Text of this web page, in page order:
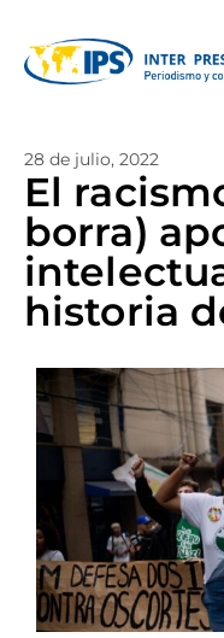
28 de julio, 2022
El
borra)
historia